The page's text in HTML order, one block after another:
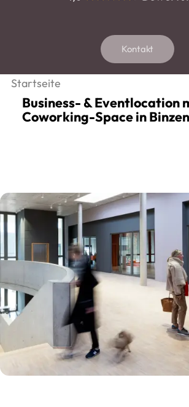
Kontakt
Startseite
Business- & Eventlocation
Coworking-Space in Binzen